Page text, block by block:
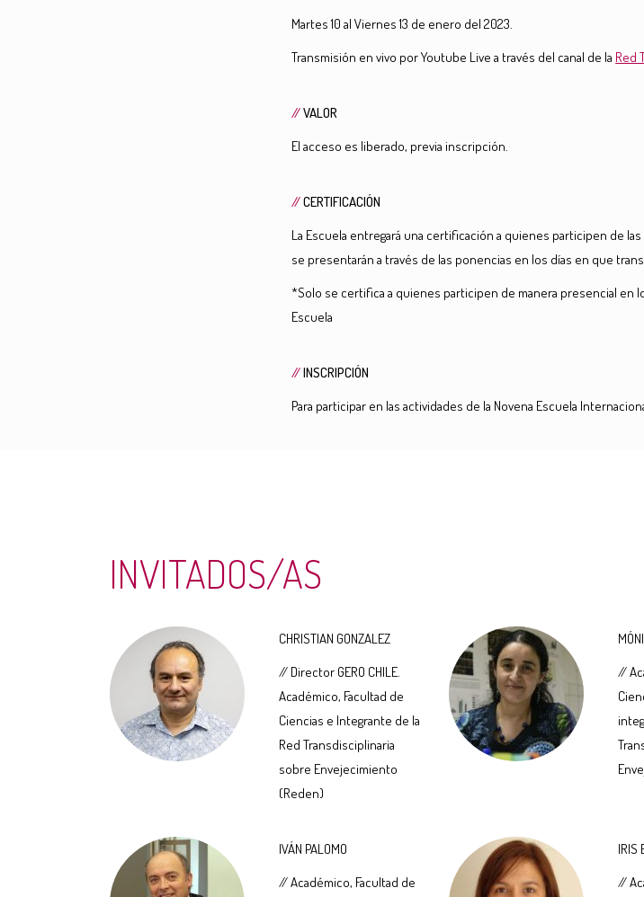
Martes 10 al Viernes 13 de enero del 2023.
Transmisión en vivo por Youtube Live a través del canal de la Red
//VALOR
El acceso es liberado, previa inscripción.
//CERTIFICACIÓN
La Escuela entregará una certificación a quienes participen de
se presentarán a través de las ponencias en los días en que
*Solo se certifica a quienes participen de manera presencial en
Escuela
//INSCRIPCIÓN
Para participar en las actividades de la Novena Escuela
INVITADOS/AS
CHRISTIAN GONZALEZ
// Director GERO CHILE.
Académico, Facultad de
Ciencias e Integrante de la
Red Transdisciplinaria
sobre Envejecimiento
(Reden)
//
IVÁN PALOMO
// Académico, Facultad de
IRIS
//